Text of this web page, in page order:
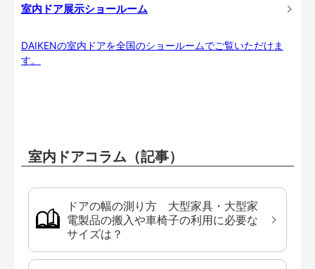
室内ドア展示ショールーム
DAIKENの室内ドアを全国のショールームでご覧いただけま
す。
室内ドアコラム（記事）
ドアの幅の測り方 大型家具・大型家
電製品の搬入や車椅子の利用に必要な
サイズは？